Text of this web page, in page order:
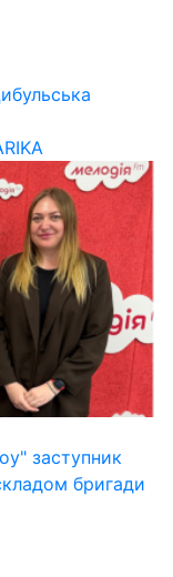
заступник
бригади